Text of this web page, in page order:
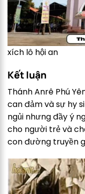
xích lô hội an
Kết luận
Thánh Anrê Phú
can đảm và sự hy
ngủi nhưng đầy ý
cho người trẻ và
con đường truyền